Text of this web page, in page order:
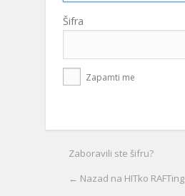
Šifra
Zapamti me
Zaboravili ste šifru?
← Nazad na HITko RAFTing